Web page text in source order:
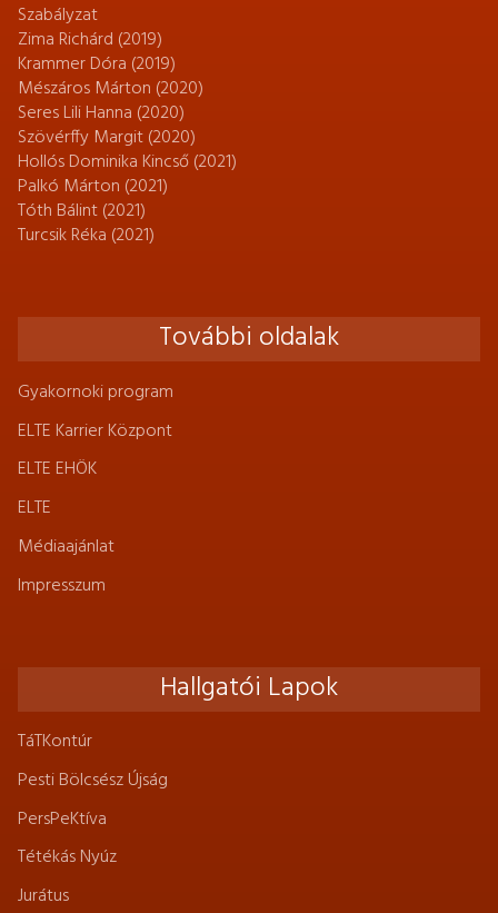
Szabályzat
Zima Richárd (2019)
Krammer Dóra (2019)
Mészáros Márton (2020)
Seres Lili Hanna (2020)
Szövérffy Margit (2020)
Hollós Dominika Kincső (2021)
Palkó Márton (2021)
Tóth Bálint (2021)
Turcsik Réka (2021)
További oldalak
Gyakornoki program
ELTE Karrier Központ
ELTE EHÖK
ELTE
Médiaajánlat
Impresszum
Hallgatói Lapok
TáTKontúr
Pesti Bölcsész Újság
PersPeKtíva
Tétékás Nyúz
Jurátus